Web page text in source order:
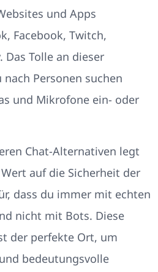
und Apps
Facebook, Twitch,
Das Tolle an dieser
Personen suchen
und Mikrofone ein- oder
Chat-Alternativen legt
auf die Sicherheit der
dass du immer mit echten
nicht mit Bots. Diese
der perfekte Ort, um
bedeutungsvolle